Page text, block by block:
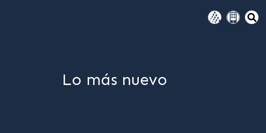
Lo más nuevo